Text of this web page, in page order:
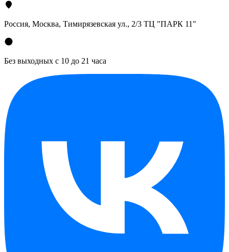
Россия, Москва, Тимирязевская ул., 2/3 ТЦ "ПАРК 11"
Без выходных с 10 до 21 часа